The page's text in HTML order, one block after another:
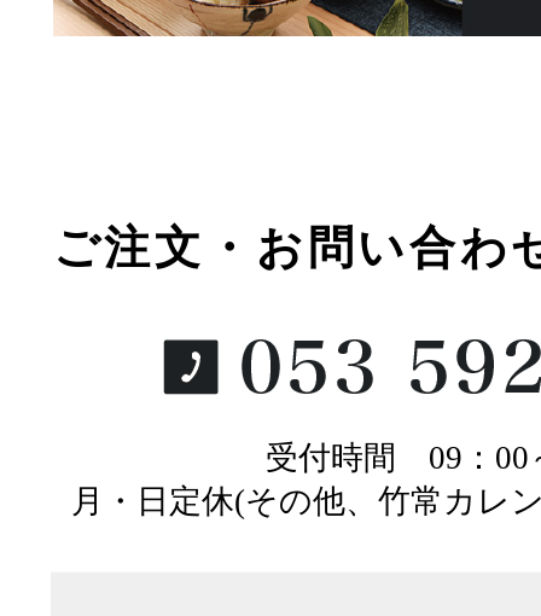
ご注文・お問い合わ
受付時間 09：00
月・日定休(その他、竹常カレ